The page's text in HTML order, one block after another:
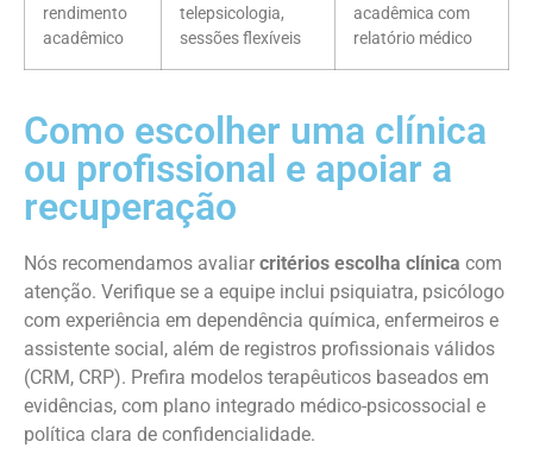
rendimento
acadêmico
telepsicologia,
sessões flexíveis
acadêmica com
relatório médico
Como escolher uma clínica
ou profissional e apoiar a
recuperação
Nós recomendamos avaliar critérios escolha clínica com
atenção. Verifique se a equipe inclui psiquiatra, psicólogo
com experiência em dependência química, enfermeiros e
assistente social, além de registros profissionais válidos
(CRM, CRP). Prefira modelos terapêuticos baseados em
evidências, com plano integrado médico-psicossocial e
política clara de confidencialidade.